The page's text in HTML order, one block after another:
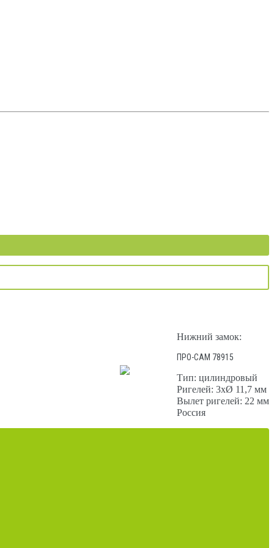
Нижний замок:
ПРО-САМ 78915
Тип: цилиндровый
Ригелей: 3хØ 11,7 мм
Вылет ригелей: 22 мм
Россия